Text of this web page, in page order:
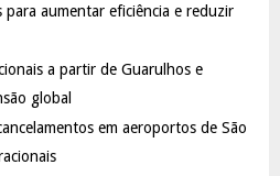
R
para aumentar eficiência e reduzir
a partir de Guarulhos e
global
em aeroportos de São